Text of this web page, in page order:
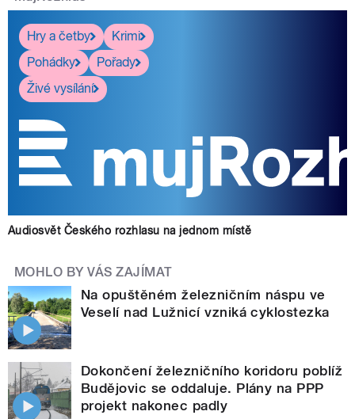
Hry a četby
Krimi
Pohádky
Pořady
Živé vysílání
Audiosvět Českého rozhlasu na jednom místě
MOHLO BY VÁS ZAJÍMAT
Na opuštěném železničním náspu ve
Veselí nad Lužnicí vzniká cyklostezka
Dokončení železničního koridoru poblíž
Budějovic se oddaluje. Plány na PPP
projekt nakonec padly